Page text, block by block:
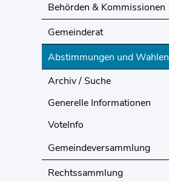
Behörden & Kommissionen
Gemeinderat
Abstimmungen und Wahlen
Archiv / Suche
Generelle Informationen
VoteInfo
Gemeindeversammlung
Rechtssammlung